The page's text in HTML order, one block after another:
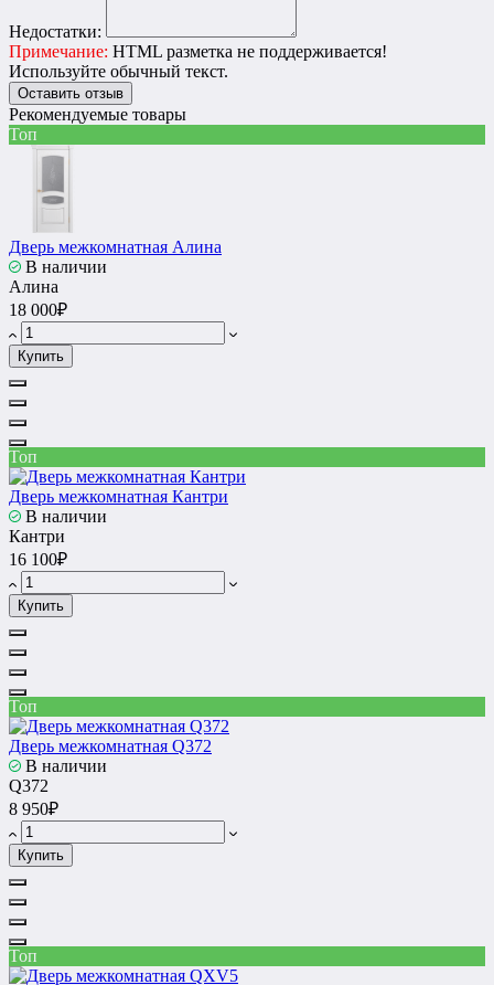
Недостатки:
Примечание: HTML разметка не поддерживается!
Используйте обычный текст.
Оставить отзыв
Рекомендуемые товары
Топ
Дверь межкомнатная Алина
В наличии
Алина
18 000₽
Купить
Топ
Дверь межкомнатная Кантри
В наличии
Кантри
16 100₽
Купить
Топ
Дверь межкомнатная Q372
В наличии
Q372
8 950₽
Купить
Топ